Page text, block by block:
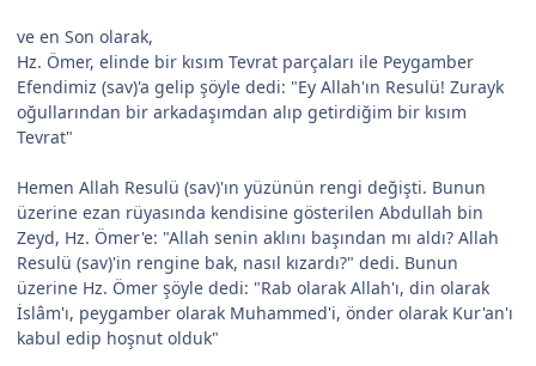
ve en Son olarak,
Hz. Ömer, elinde bir kısım Tevrat parçaları ile Peygamber
Efendimiz (sav)'a gelip şöyle dedi: "Ey Allah'ın Resulü! Zurayk
oğullarından bir arkadaşımdan alıp getirdiğim bir kısım
Tevrat"
Hemen Allah Resulü (sav)'ın yüzünün rengi değişti. Bunun
üzerine ezan rüyasında kendisine gösterilen Abdullah bin
Zeyd, Hz. Ömer'e: "Allah senin aklını başından mı aldı? Allah
Resulü (sav)'in rengine bak, nasıl kızardı?" dedi. Bunun
üzerine Hz. Ömer şöyle dedi: "Rab olarak Allah'ı, din olarak
İslâm'ı, peygamber olarak Muhammed'i, önder olarak Kur'an'ı
kabul edip hoşnut olduk"